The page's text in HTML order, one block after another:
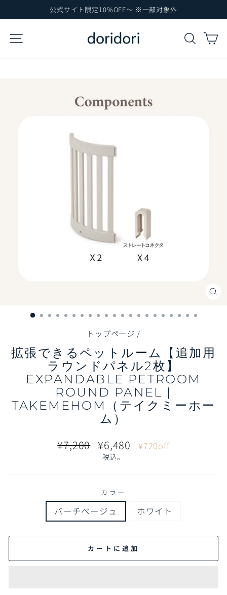
ン
ス
イ
ド
時
停
公式サイト限定10%OFF～ ※一部対象外
サイトナビゲーション 検索
トップページ /
拡張できるペットルーム【追加用
ラウンドパネル2枚】
EXPANDABLE PETROOM
ROUND PANEL |
TAKEMEHOM（テイクミーホー
ム）
通
¥7,200
販
売
¥6,480 ¥720off
税込。
カラー
バーチベージュ ホワイト
カートに追加